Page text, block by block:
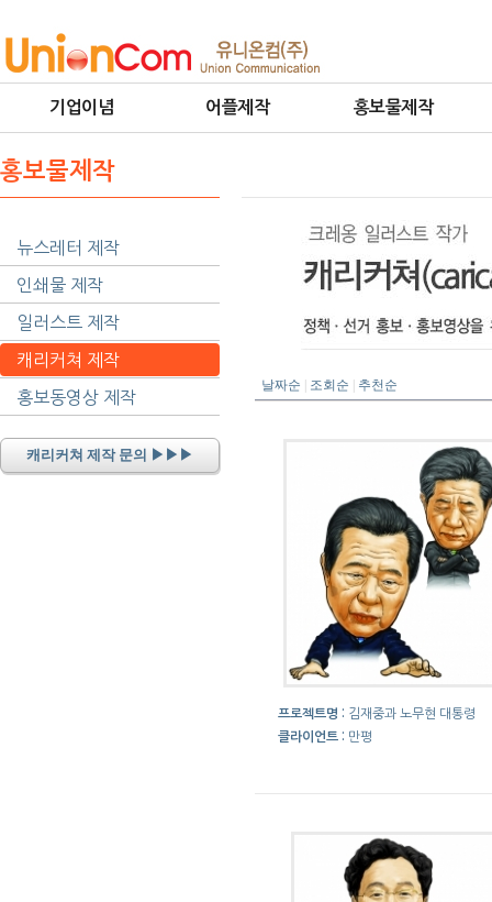
기업이념 어플제작 홍보물제작
홍보물제작
뉴스레터 제작
인쇄물 제작
일러스트 제작
캐리커쳐 제작
홍보동영상 제작
캐리커쳐 제작 문의 ▶▶▶
날짜순 조회순 추천순
프로젝트명 : 김재중과 노무현 대통령
클라이언트 : 만평